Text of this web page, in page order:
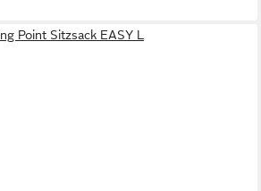
Point Sitzsack EASY L